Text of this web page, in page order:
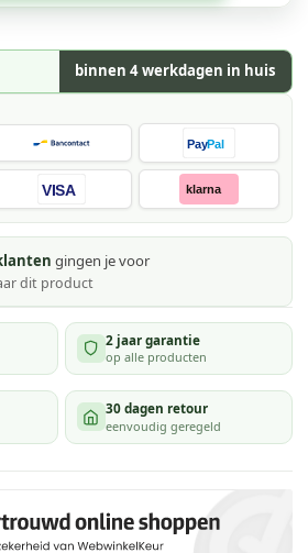
binnen 4 werkdagen in huis
PayPal
VISA klarna
gingen je voor
dit product
2 jaar garantie
op alle producten
30 dagen retour
eenvoudig geregeld